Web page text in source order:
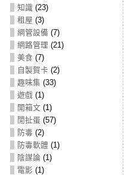
知識 (23)
租屋 (3)
網管設備 (7)
網路管理 (21)
美食 (7)
自製賀卡 (2)
趣味集 (33)
遊戲(1)
開箱文(1)
閒扯蛋 (57)
防毒(2)
防毒軟體 (1)
陰謀論(1)
電影 (1)